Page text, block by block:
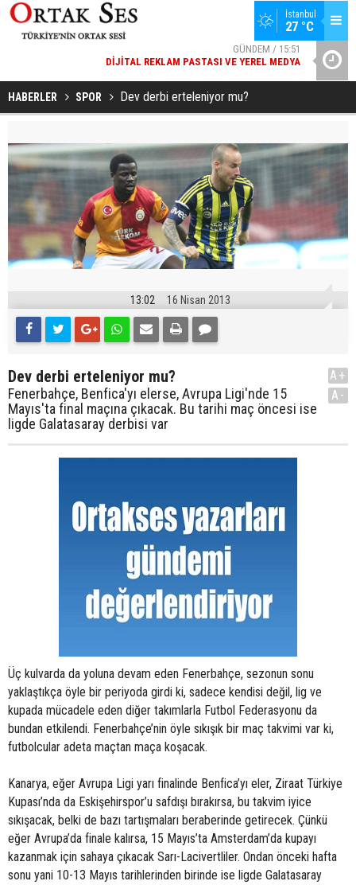
İstanbul
27 °C
GÜNDEM / 15:51
DIJITAL REKLAM PASTASI VE YEREL MEDYA
SPOR / 14:20
HABERLER SPOR Dev derbi erteleniyor mu?
13:02 16 Nisan 2013
Dev derbi erteleniyor mu?
Fenerbahçe, Benfica'yı elerse, Avrupa Ligi'nde 15
Mayıs'ta final maçına çıkacak. Bu tarihi maç öncesi ise
ligde Galatasaray derbisi var
A+
A-
Üç kulvarda da yoluna devam eden Fenerbahçe, sezonun sonu
yaklaştıkça öyle bir periyoda girdi ki, sadece kendisi değil, lig ve
kupada mücadele eden diğer takımlarla Futbol Federasyonu da
bundan etkilendi. Fenerbahçe’nin öyle sıkışık bir maç takvimi var ki,
futbolcular adeta maçtan maça koşacak.
Kanarya, eğer Avrupa Ligi yarı finalinde Benfica’yı eler, Ziraat Türkiye
Kupası’nda da Eskişehirspor’u safdışı bırakırsa, bu takvim iyice
sıkışacak, belki de bazı tartışmaları beraberinde getirecek. Çünkü
eğer Avrupa’da finale kalırsa, 15 Mayıs’ta Amsterdam’da kupayı
kazanmak için sahaya çıkacak Sarı-Lacivertliler. Ondan önceki hafta
sonu yani 10-13 Mayıs tarihlerinden birinde ise ligde Galatasaray